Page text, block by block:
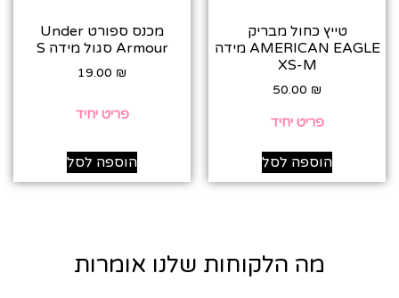
טייץ כחול מבריק
AMERICAN EAGLE מידה
XS-M
50.00 ₪
פריט יחיד
הוספה לסל
מכנס ספורט Under
Armour סגול מידה S‎
19.00 ₪
פריט יחיד
הוספה לסל
מה הלקוחות שלנו אומרות